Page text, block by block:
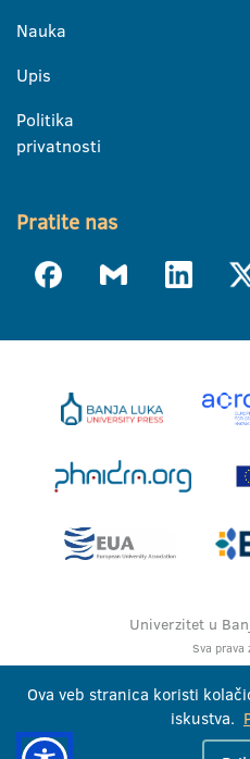
Nauka
Upis
Politika
privatnosti
Pratite nas
Univerzitet u
Sva prava
Ova veb stranica koristi
iskustva.